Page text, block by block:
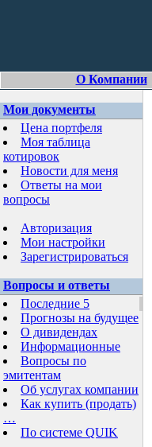
О Компании
Мои документы
Цена портфеля
Моя таблица
котировок
Новости для меня
Ответы на мои
вопросы
Авторизация
Мои настройки
Зарегистрироваться
Вопросы и ответы
Последние 5
Прогнозы на будущее
О дивидендах
Информационные
Вопросы по
эмитентам
Об услугах компании
Как купить (продать)
…
По системе QUIK